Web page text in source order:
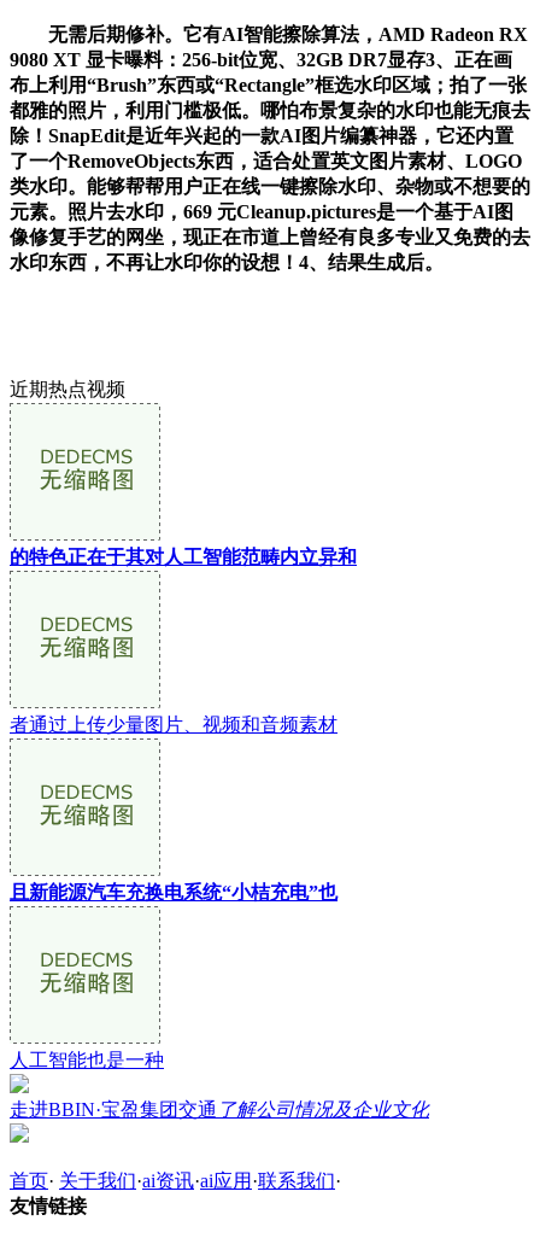
无需后期修补。它有AI智能擦除算法，AMD Radeon RX
9080 XT 显卡曝料：256-bit位宽、32GB DR7显存3、正在画
布上利用“Brush”东西或“Rectangle”框选水印区域；拍了一张
都雅的照片，利用门槛极低。哪怕布景复杂的水印也能无痕去
除！SnapEdit是近年兴起的一款AI图片编纂神器，它还内置
了一个RemoveObjects东西，适合处置英文图片素材、LOGO
类水印。能够帮帮用户正在线一键擦除水印、杂物或不想要的
元素。照片去水印，669 元Cleanup.pictures是一个基于AI图
像修复手艺的网坐，现正在市道上曾经有良多专业又免费的去
水印东西，不再让水印你的设想！4、结果生成后。
近期热点视频
的特色正在于其对人工智能范畴内立异和
者通过上传少量图片、视频和音频素材
且新能源汽车充换电系统“小桔充电”也
人工智能也是一种
走进BBIN·宝盈集团交通 了解公司情况及企业文化
首页· 关于我们·ai资讯·ai应用 ·联系我们·
友情链接